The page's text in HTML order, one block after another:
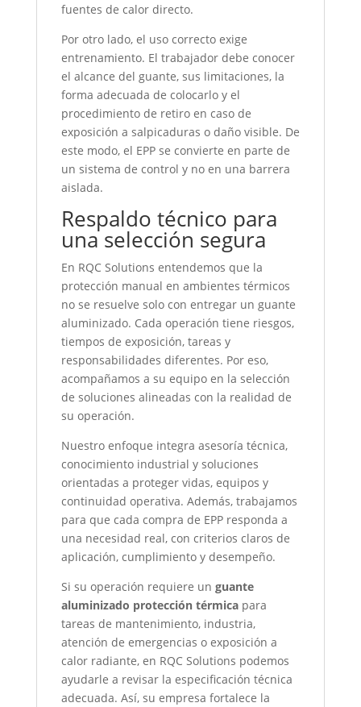
fuentes de calor directo.
Por otro lado, el uso correcto exige
entrenamiento. El trabajador debe conocer
el alcance del guante, sus limitaciones, la
forma adecuada de colocarlo y el
procedimiento de retiro en caso de
exposición a salpicaduras o daño visible. De
este modo, el EPP se convierte en parte de
un sistema de control y no en una barrera
aislada.
Respaldo técnico para
una selección segura
En RQC Solutions entendemos que la
protección manual en ambientes térmicos
no se resuelve solo con entregar un guante
aluminizado. Cada operación tiene riesgos,
tiempos de exposición, tareas y
responsabilidades diferentes. Por eso,
acompañamos a su equipo en la selección
de soluciones alineadas con la realidad de
su operación.
Nuestro enfoque integra asesoría técnica,
conocimiento industrial y soluciones
orientadas a proteger vidas, equipos y
continuidad operativa. Además, trabajamos
para que cada compra de EPP responda a
una necesidad real, con criterios claros de
aplicación, cumplimiento y desempeño.
Si su operación requiere un guante
aluminizado protección térmicapara
tareas de mantenimiento, industria,
atención de emergencias o exposición a
calor radiante, en RQC Solutions podemos
ayudarle a revisar la especificación técnica
adecuada. Así, su empresa fortalece la